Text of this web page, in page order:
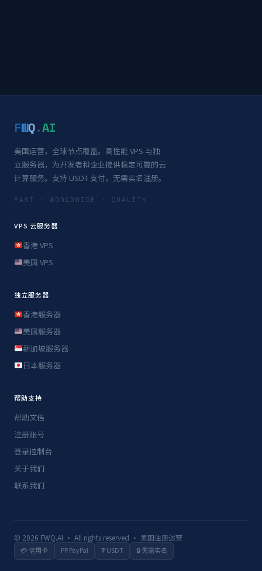
FWQ.AI
美国运营，全球节点覆盖。高性能 VPS 与独
立服务器，为开发者和企业提供稳定可靠的云
计算服务。支持 USDT 支付，无需实名注册。
FAST · WORLDWIDE · QUALITY
VPS 云服务器
香港 VPS
美国 VPS
独立服务器
香港服务器
美国服务器
新加坡服务器
日本服务器
帮助支持
帮助文档
注册账号
登录控制台
关于我们
联系我们
© 2026 FWQ.AI · All rights reserved · 美国注册运营
💳 信用卡 PP PayPal ₮ USDT 🔒 无需实名